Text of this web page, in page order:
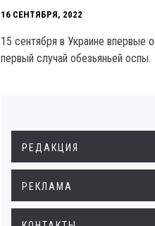
16 СЕНТЯБРЯ, 2022
15 сентября в Украине впервые
первый случай обезьяньей оспы.
РЕДАКЦИЯ
РЕКЛАМА